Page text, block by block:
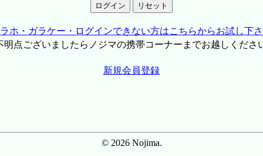
ホ・ガラケー・ログインできない方はこちらからお試し下
点ございましたらノジマの携帯コーナーまでお越しくださ
新規会員登録
© 2026 Nojima.